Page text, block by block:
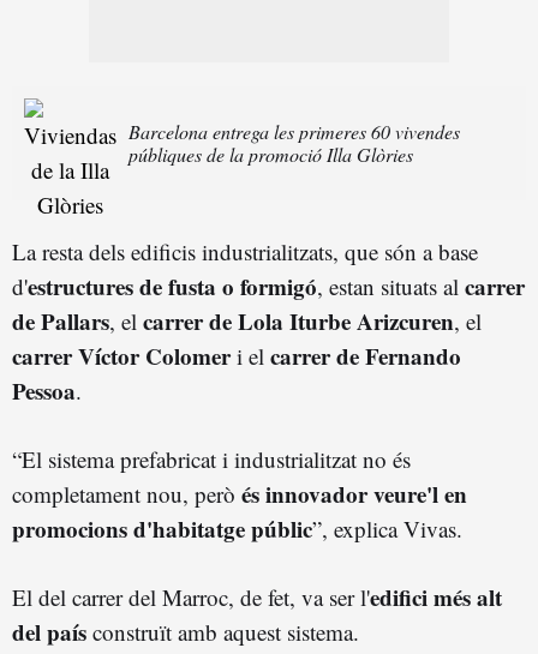
Barcelona entrega les primeres 60 vivendes
públiques de la promoció Illa Glòries
La resta dels edificis industrialitzats, que són a base
d'estructures de fusta o formigó, estan situats al carrer
de Pallars, el carrer de Lola Iturbe Arizcuren, el
carrer Víctor Colomeri el carrer de Fernando
Pessoa.
“El sistema prefabricat i industrialitzat no és
completament nou, però és innovador veure'l en
promocions d'habitatge públic”, explica Vivas.
El del carrer del Marroc, de fet, va ser l'edifici més alt
del país construït amb aquest sistema.